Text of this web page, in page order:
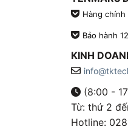
Hàng chính
Bảo hành
KINH
(8:00 -
Từ: thứ 2
Hotline: